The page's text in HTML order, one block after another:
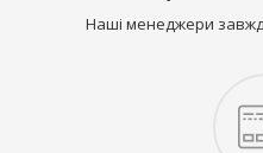
Наші менеджери